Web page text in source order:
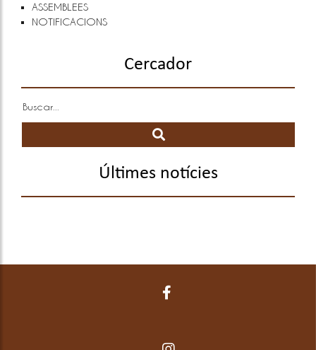
ASSEMBLEES
NOTIFICACIONS
Cercador
Últimes notícies